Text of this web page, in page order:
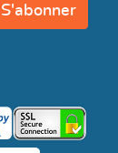
S'abonner